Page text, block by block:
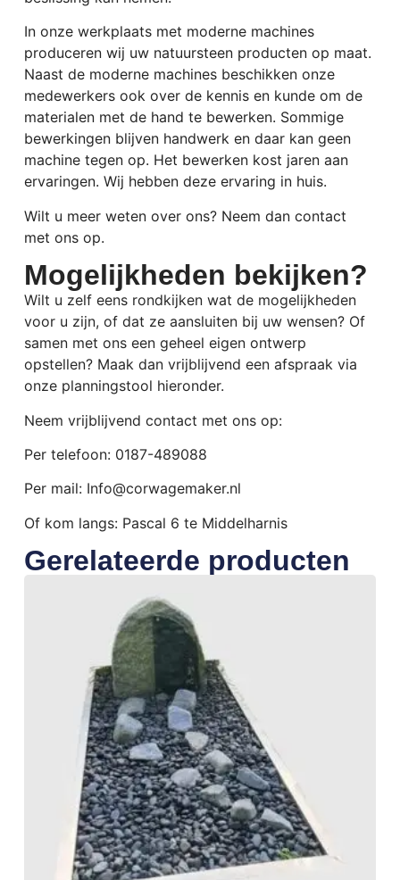
In onze werkplaats met moderne machines
produceren wij uw natuursteen producten op maat.
Naast de moderne machines beschikken onze
medewerkers ook over de kennis en kunde om de
materialen met de hand te bewerken. Sommige
bewerkingen blijven handwerk en daar kan geen
machine tegen op. Het bewerken kost jaren aan
ervaringen. Wij hebben deze ervaring in huis.
Wilt u meer weten over ons? Neem dan contact
met ons op.
Mogelijkheden bekijken?
Wilt u zelf eens rondkijken wat de mogelijkheden
voor u zijn, of dat ze aansluiten bij uw wensen? Of
samen met ons een geheel eigen ontwerp
opstellen? Maak dan vrijblijvend een afspraak via
onze planningstool hieronder.
Neem vrijblijvend contact met ons op:
Per telefoon: 0187-489088
Per mail: Info@corwagemaker.nl
Of kom langs: Pascal 6 te Middelharnis
Gerelateerde producten